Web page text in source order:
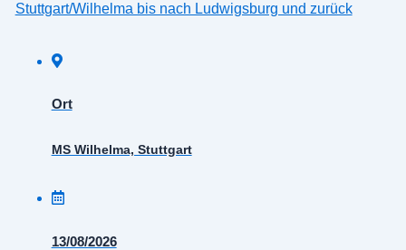
Stuttgart/Wilhelma bis nach Ludwigsburg und zurück
Ort
MS Wilhelma, Stuttgart
13/08/2026